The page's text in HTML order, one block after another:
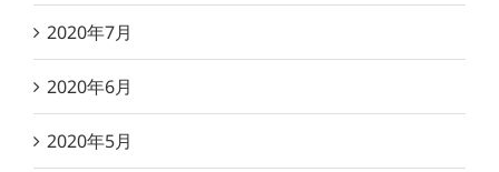
2020年7月
2020年6月
2020年5月